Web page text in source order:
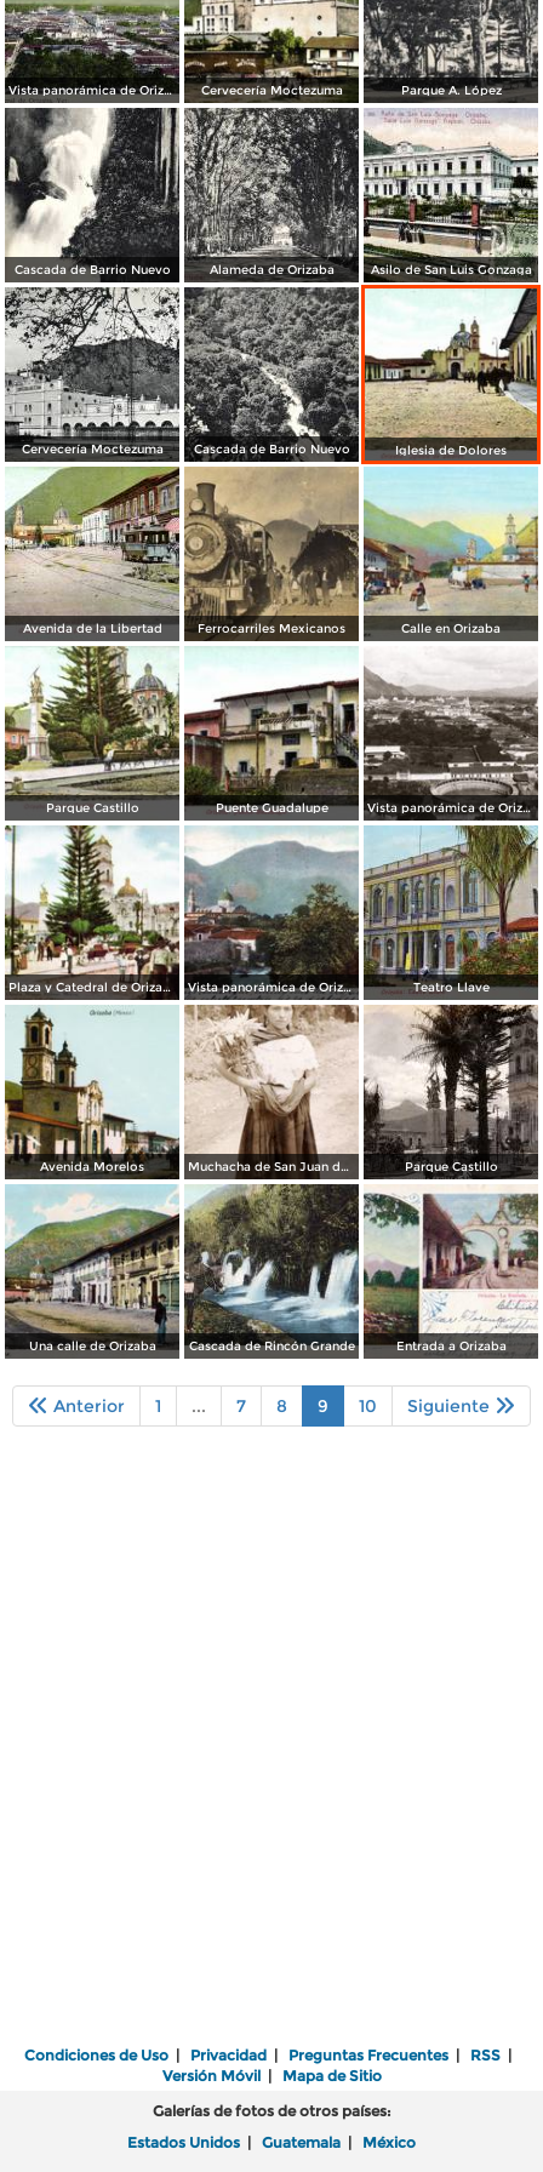
Vista panorámica de Orizaba Cervecería Moctezuma Parque A. López
Cascada de Barrio Nuevo Alameda de Orizaba Asilo de San Luis Gonzaga
Cervecería Moctezuma Cascada de Barrio Nuevo Iglesia de Dolores
Avenida de la Libertad Ferrocarriles Mexicanos Calle en Orizaba
Parque Castillo Puente Guadalupe Vista panorámica de Orizaba
Plaza y Catedral de Orizaba Vista panorámica de Orizaba Teatro Llave
Avenida Morelos Muchacha de San Juan del Río Parque Castillo
Una calle de Orizaba Cascada de Rincón Grande Entrada a Orizaba
Anterior 1 ... 7 8 9 10 Siguiente
Condiciones de Uso | Privacidad | Preguntas Frecuentes | RSS |
Versión Móvil| Mapa de Sitio
Galerías de fotos de otros países:
Estados Unidos | Guatemala | México